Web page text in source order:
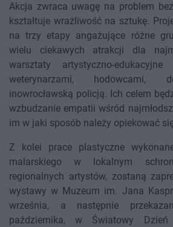
Akcja zwraca uwagę na problem
kształtuje wrażliwość na sztukę.
na trzy etapy angażujące różne
wielu ciekawych atrakcji dla
warsztaty artystyczno-
weterynarzami, hodowcami,
inowrocławską policją. Ich celem
wzbudzanie empatii wśród
im w jaki sposób należy opiekować
Z kolei prace plastyczne
malarskiego w lokalnym
regionalnych artystów, zostaną
wystawy w Muzeum im. Jana
września, a następnie
października, w Światowy Dzień